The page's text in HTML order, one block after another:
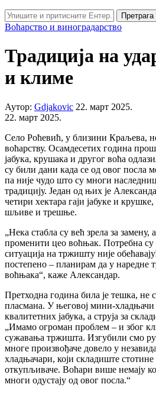
Претрага
Воћарство и виноградарство
Традиција на
и климе
Аутор: Gdjakovic 22. март 2025.
22. март 2025.
Село Роћевић, у близини Краљева,
воћарству. Осамдесетих година
јабука, крушака и другог воћа
су били дани када се од овог посла
па није чудо што су многи
традицију. Један од њих је
четири хектара гаји јабуке и
шљиве и трешње.
„Нека стабла су већ зрела за замену,
променити цео воћњак. Потребна су
ситуација на тржишту није
постепено – планирам да у наредне
воћњака“, каже Александар.
Претходна година била је тешка, не
пласмана. У његовој мини-хладњачи
квалитетних јабука, а струја за
„Имамо огроман проблем – и због
сужавања тржишта. Изгубили смо
многе произвођаче довело у
хладњачари, који складиште
откупљиваче. Воћари више немају
многи одустају од овог посла.“